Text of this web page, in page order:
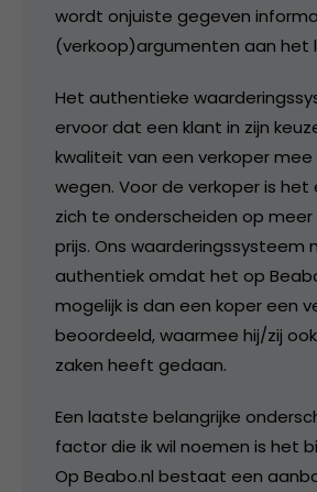
wordt onjuiste gegeven
(verkoop)argumenten aan het
Het authentieke
ervoor dat een klant in zijn
kwaliteit van een verkoper mee
wegen. Voor de verkoper is
zich te onderscheiden op
prijs. Ons waarderingssysteem
authentiek omdat het op
mogelijk is dan een koper een
beoordeeld, waarmee hij/zij
zaken heeft gedaan.
Een laatste belangrijke
factor die ik wil noemen is het
Op Beabo.nl bestaat een